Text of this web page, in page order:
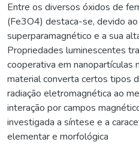
Entre os diversos óxidos de
(Fe3O4) destaca-se, devido
superparamagnético e a sua
Propriedades luminescentes
cooperativa em nanopartículas
material converta certos tipos
radiação eletromagnética ao
interação por campos
investigada a síntese e a
elementar e morfológica